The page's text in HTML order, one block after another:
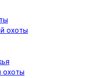
охоты
охоты